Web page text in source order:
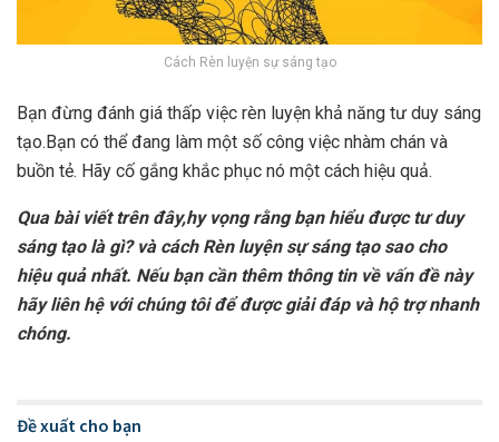
Cách Rèn luyện sự sáng tạo
Bạn đừng đánh giá thấp việc rèn luyện khả năng tư duy sáng
tạo.Bạn có thể đang làm một số công việc nhàm chán và
buồn tẻ. Hãy cố gắng khắc phục nó một cách hiệu quả.
Qua bài viết trên đây,hy vọng rằng bạn hiểu được tư duy
sáng tạo là gì? và cách Rèn luyện sự sáng tạo sao cho
hiệu quả nhất. Nếu bạn cần thêm thông tin về vấn đề này
hãy liên hệ với chúng tôi để được giải đáp và hộ trợ nhanh
chóng.
Đề xuất cho bạn